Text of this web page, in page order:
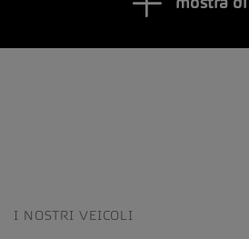
I NOSTRI VEICOLI